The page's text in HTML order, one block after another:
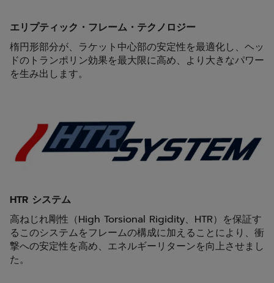
エリプティック・フレーム・テクノロジー
楕円形部分が、ラケット中心部の安定性を最適化し、ヘッ
ドのトランポリン効果を最大限に高め、より大きなパワー
を生み出します。
HTR システム
高ねじれ剛性（High Torsional Rigidity、HTR）を保証す
るこのシステムをフレームの構成に加えることにより、衝
撃への安定性を高め、エネルギーリターンを向上させまし
た。